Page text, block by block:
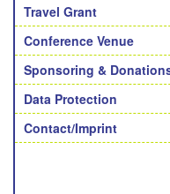
Travel Grant
Conference Venue
Sponsoring &
Data Protection
Contact/Imprint